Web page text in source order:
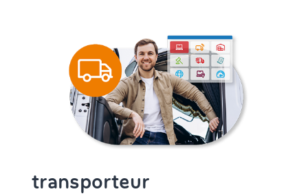
transporteur